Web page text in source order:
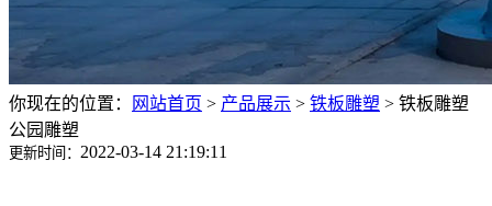
你现在的位置： 网站首页 > 产品展示 > 铁板雕塑 > 铁板雕塑
公园雕塑
更新时间： 2022-03-14 21:19:11